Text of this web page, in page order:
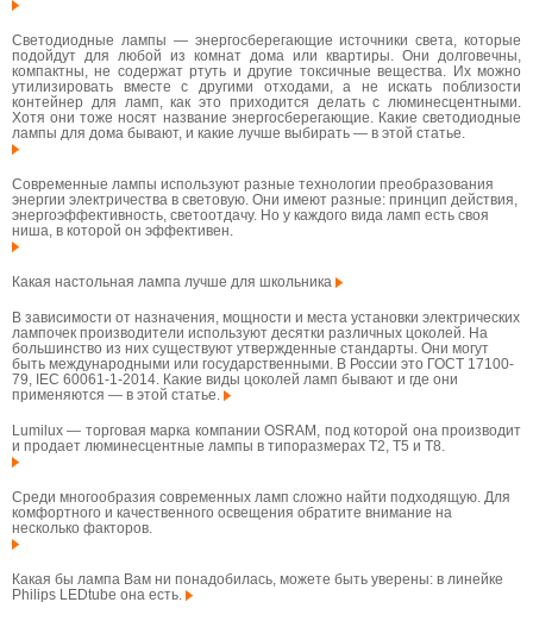
Светодиодные лампы — энергосберегающие источники света, которые
подойдут для любой из комнат дома или квартиры. Они долговечны,
компактны, не содержат ртуть и другие токсичные вещества. Их можно
утилизировать вместе с другими отходами, а не искать поблизости
контейнер для ламп, как это приходится делать с люминесцентными.
Хотя они тоже носят название энергосберегающие. Какие светодиодные
лампы для дома бывают, и какие лучше выбирать — в этой статье.
Современные лампы используют разные технологии преобразования
энергии электричества в световую. Они имеют разные: принцип действия,
энергоэффективность, светоотдачу. Но у каждого вида ламп есть своя
ниша, в которой он эффективен.
Какая настольная лампа лучше для школьника
В зависимости от назначения, мощности и места установки электрических
лампочек производители используют десятки различных цоколей. На
большинство из них существуют утвержденные стандарты. Они могут
быть международными или государственными. В России это ГОСТ 17100-
79, IEC 60061-1-2014. Какие виды цоколей ламп бывают и где они
применяются — в этой статье.
Lumilux — торговая марка компании OSRAM, под которой она производит
и продает люминесцентные лампы в типоразмерах T2, T5 и T8.
Среди многообразия современных ламп сложно найти подходящую. Для
комфортного и качественного освещения обратите внимание на
несколько факторов.
Какая бы лампа Вам ни понадобилась, можете быть уверены: в линейке
Philips LEDtube она есть.